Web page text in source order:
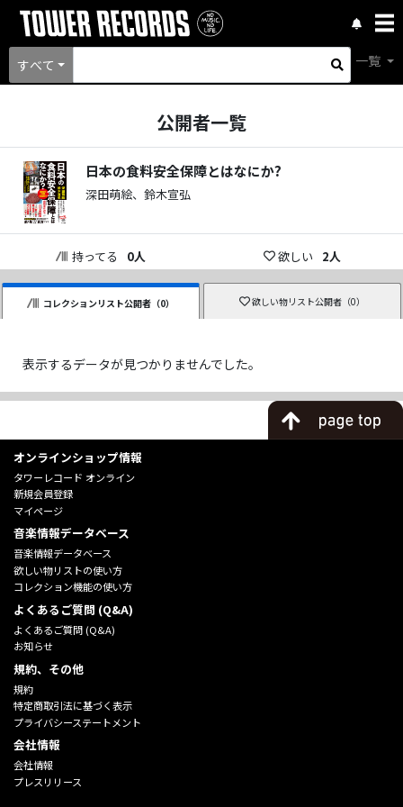
すべて 一覧
公開者一覧
日本の食料安全保障とはなにか?
深田萌絵、鈴木宣弘
持ってる 0人 欲しい 2人
コレクションリスト公開者（0） 欲しい物リスト公開者（0）
表示するデータが見つかりませんでした。
オンラインショップ情報
タワーレコード オンライン
新規会員登録
マイページ
音楽情報データベース
音楽情報データベース
欲しい物リストの使い方
コレクション機能の使い方
よくあるご質問 (Q&A)
よくあるご質問 (Q&A)
お知らせ
規約、その他
規約
特定商取引法に基づく表示
プライバシーステートメント
会社情報
会社情報
プレスリリース